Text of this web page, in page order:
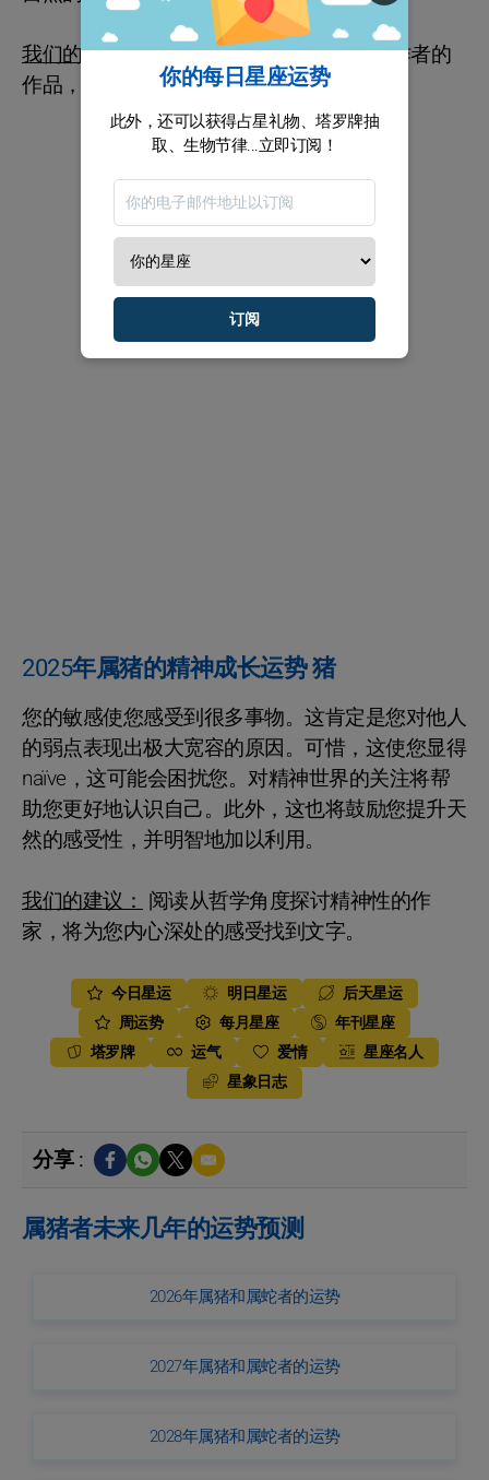
我们的建议：阅读以哲学视角探讨灵性的作者的
作品，将能表达您内心深处的感受。
2025年属猪的精神成长运势 猪
您的敏感使您感受到很多事物。这肯定是您对他人
的弱点表现出极大宽容的原因。可惜，这使您显得
naïve，这可能会困扰您。对精神世界的关注将帮
助您更好地认识自己。此外，这也将鼓励您提升天
然的感受性，并明智地加以利用。
我们的建议： 阅读从哲学角度探讨精神性的作
家，将为您内心深处的感受找到文字。
今日星运 明日星运
后天星运
周运势
每月星座
年刊星座
塔罗牌
运气 爱情
星座名人
星象日志
分享 :
属猪者未来几年的运势预测
2026年属猪和属蛇者的运势
2027年属猪和属蛇者的运势
2028年属猪和属蛇者的运势
你的每日星座运势
此外，还可以获得占星礼物、塔罗牌抽
取、生物节律...立即订阅！
订阅